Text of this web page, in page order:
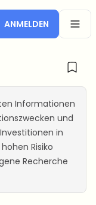
ANMELDEN
Informationen
und
in
Risiko
Recherche